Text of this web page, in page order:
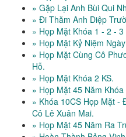
» Gặp Lại Anh Bùi Qui
» Đi Thăm Anh Diệp
» Họp Mặt Khóa 1 - 2 - 3
» Họp Mặt Kỷ Niệm
» Họp Mặt Cùng Cô
Hỗ.
» Họp Mặt Khóa 2 KS.
» Họp Mặt 45 Năm
» Khóa 10CS Họp Mặt -
Cô Lê Xuân Mai.
» Họp Mặt 45 Năm Ra